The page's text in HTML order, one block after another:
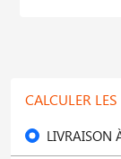
CALCULER
LIVRAISON